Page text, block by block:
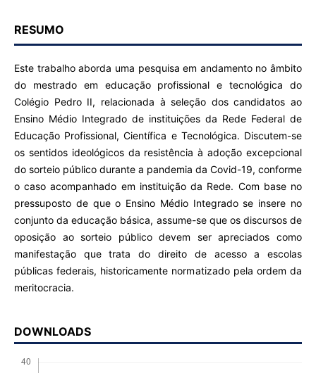
RESUMO
Este trabalho aborda uma pesquisa em andamento no âmbito
do mestrado em educação profissional e tecnológica do
Colégio Pedro II, relacionada à seleção dos candidatos ao
Ensino Médio Integrado de instituições da Rede Federal de
Educação Profissional, Científica e Tecnológica. Discutem-se
os sentidos ideológicos da resistência à adoção excepcional
do sorteio público durante a pandemia da Covid-19, conforme
o caso acompanhado em instituição da Rede. Com base no
pressuposto de que o Ensino Médio Integrado se insere no
conjunto da educação básica, assume-se que os discursos de
oposição ao sorteio público devem ser apreciados como
manifestação que trata do direito de acesso a escolas
públicas federais, historicamente normatizado pela ordem da
meritocracia.
DOWNLOADS